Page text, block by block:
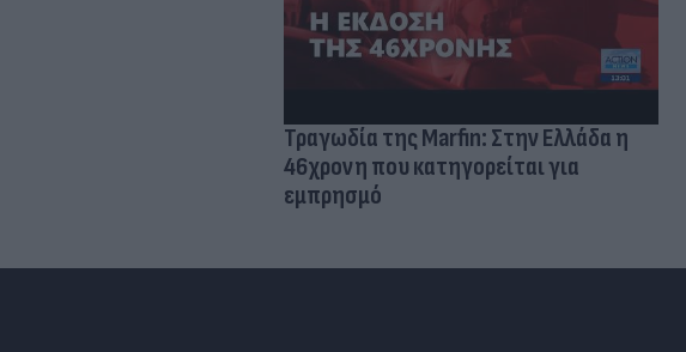
Τραγωδία της Marfin: Στην Ελλάδα η
46χρονη που κατηγορείται για
εμπρησμό